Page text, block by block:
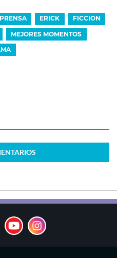
ERICK FICCION
MEJORES MOMENTOS